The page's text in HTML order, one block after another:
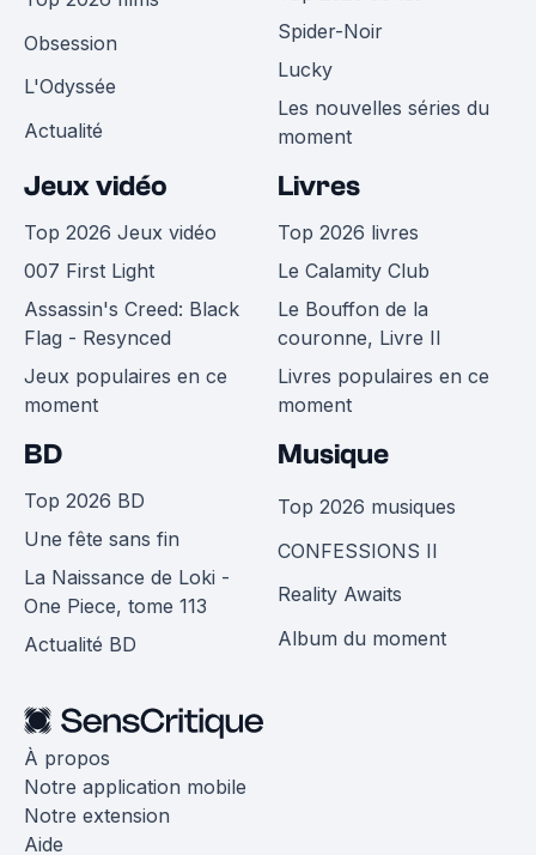
Obsession
L'Odyssée
Actualité
Spider-Noir
Lucky
Les nouvelles séries du
moment
Jeux vidéo
Top 2026 Jeux vidéo
007 First Light
Assassin's Creed: Black
Flag - Resynced
Jeux populaires en ce
moment
Livres
Top 2026 livres
Le Calamity Club
Le Bouffon de la
couronne, Livre II
Livres populaires en ce
moment
BD
Top 2026 BD
Une fête sans fin
La Naissance de Loki -
One Piece, tome 113
Actualité BD
Musique
Top 2026 musiques
CONFESSIONS II
Reality Awaits
Album du moment
À propos
Notre application mobile
Notre extension
Aide